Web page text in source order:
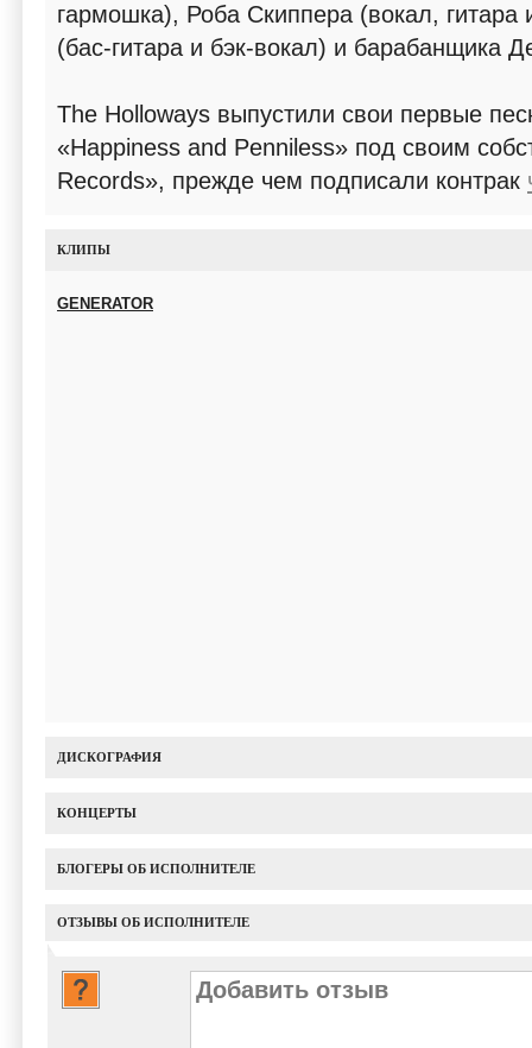
гармошка), Роба Скиппера (вокал,
(бас-гитара и бэк-вокал) и барабанщика
The Holloways выпустили свои первые
«Happiness and Penniless» под своим
Records», прежде чем подписали контрак
КЛИПЫ
GENERATOR
ДИСКОГРАФИЯ
КОНЦЕРТЫ
БЛОГЕРЫ ОБ ИСПОЛНИТЕЛЕ
ОТЗЫВЫ ОБ ИСПОЛНИТЕЛЕ